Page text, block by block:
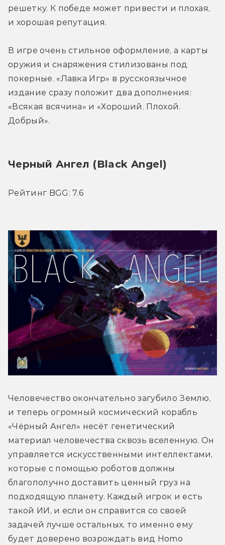
решетку. К победе может привести и плохая,
и хорошая репутация.
В игре очень стильное оформление, а карты
оружия и снаряжения стилизованы под
покерные. «Лавка Игр» в русскоязычное
издание сразу положит два дополнения:
«Всякая всячина» и «Хороший. Плохой.
Добрый».
Черный Ангел (Black Angel)
Рейтинг BGG: 7.6
Человечество окончательно загубило Землю,
и теперь огромный космический корабль
«Чёрный Ангел» несёт генетический
материал человечества сквозь вселенную. Он
управляется искусственными интеллектами,
которые с помощью роботов должны
благополучно доставить ценный груз на
подходящую планету. Каждый игрок и есть
такой ИИ, и если он справится со своей
задачей лучше остальных, то именно ему
будет доверено возрождать вид Homo